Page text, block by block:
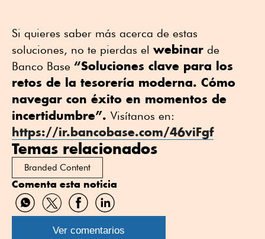
Si quieres saber más acerca de estas
soluciones, no te pierdas el webinar de
Banco Base “Soluciones clave para los
retos de la tesorería moderna. Cómo
navegar con éxito en momentos de
incertidumbre”. Visítanos en:
https://ir.bancobase.com/46viFgf
Temas relacionados
Branded Content
Comenta esta noticia
Compartir
por
WhatsApp
Compartir
por
Twitter
Compartir
por
Facebook
Compartir
por
Linkedin
Ver comentarios